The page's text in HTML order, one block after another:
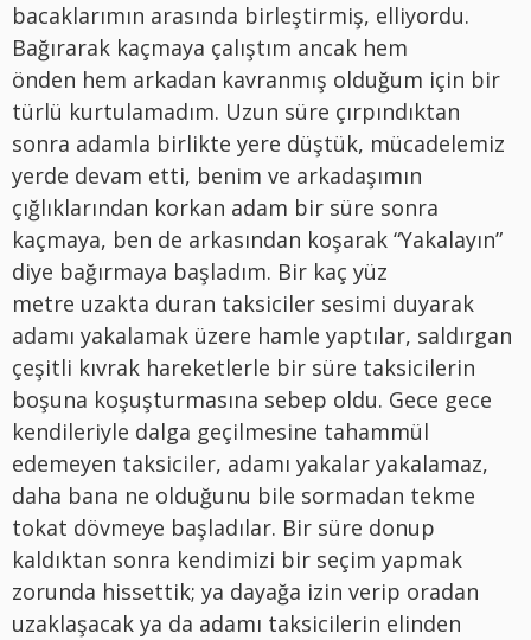
bacaklarımın arasında birleştirmiş, elliyordu.
Bağırarak kaçmaya çalıştım ancak hem
önden hem arkadan kavranmış olduğum için bir
türlü kurtulamadım. Uzun süre çırpındıktan
sonra adamla birlikte yere düştük, mücadelemiz
yerde devam etti, benim ve arkadaşımın
çığlıklarından korkan adam bir süre sonra
kaçmaya, ben de arkasından koşarak “Yakalayın”
diye bağırmaya başladım. Bir kaç yüz
metre uzakta duran taksiciler sesimi duyarak
adamı yakalamak üzere hamle yaptılar, saldırgan
çeşitli kıvrak hareketlerle bir süre taksicilerin
boşuna koşuşturmasına sebep oldu. Gece gece
kendileriyle dalga geçilmesine tahammül
edemeyen taksiciler, adamı yakalar yakalamaz,
daha bana ne olduğunu bile sormadan tekme
tokat dövmeye başladılar. Bir süre donup
kaldıktan sonra kendimizi bir seçim yapmak
zorunda hissettik; ya dayağa izin verip oradan
uzaklaşacak ya da adamı taksicilerin elinden